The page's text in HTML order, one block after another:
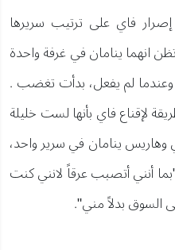
فاي على ترتيب سريرها
انهما ينامان في غرفة واحدة
لم يفعل، بدأت تغضب .
لإقناع فاي بأنها لست خليلة
وهاريس ينامان في سرير واحد،
أنني أتصبب عرقاً لانني كنت
السوق بدلاً مني".